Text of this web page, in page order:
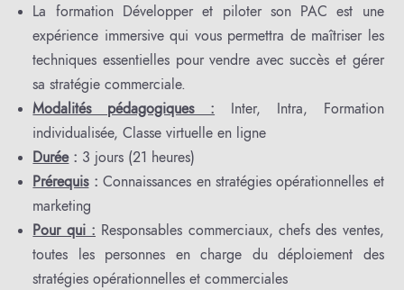
La formation Développer et piloter son PAC est une
expérience immersive qui vous permettra de maîtriser les
techniques essentielles pour vendre avec succès et gérer
sa stratégie commerciale.
Modalités pédagogiques : Inter, Intra, Formation
individualisée, Classe virtuelle en ligne
Durée: 3 jours (21 heures)
Prérequis: Connaissances en stratégies opérationnelles et
marketing
Pour qui : Responsables commerciaux, chefs des ventes,
toutes les personnes en charge du déploiement des
stratégies opérationnelles et commerciales